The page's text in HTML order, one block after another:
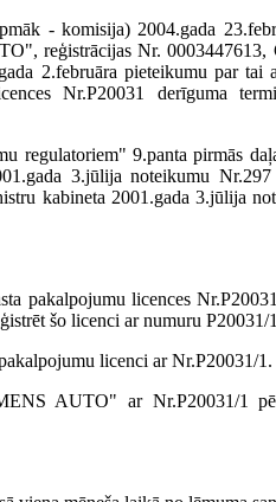
- komisija) 2004.gada
reģistrācijas Nr. 0003447613,
2.februāra pieteikumu par tai
Nr.P20031 derīguma
regulatoriem" 9.panta pirmās
3.jūlija noteikumu
kabineta 2001.gada 3.jūlija
pakalpojumu licences
šo licenci ar numuru P20031/
licenci ar Nr.P20031/1.
AUTO" ar Nr.P20031/1